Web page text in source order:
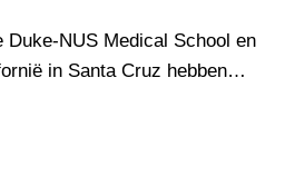
Duke-NUS Medical School en
in Santa Cruz hebben…